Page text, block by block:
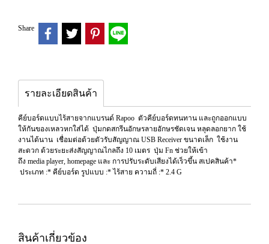
Share
รายละเอียดสินค้า
คีย์บอร์ดแบบไร้สายจากแบรนด์ Rapoo ตัวคีย์บอร์ดทนทาน และถูกออกแบบ
ให้กันของเหลวหกใส่ได้ ปุ่มกดสกรีนอักษรลายอักษรชัดเจน หลุดลอกยาก ใช้
งานได้นาน เชื่อมต่อด้วยตัวรับสัญญาณ USB Receiver ขนาดเล็ก ใช้งาน
สะดวก ด้วยระยะส่งสัญญาณไกลถึง 10 เมตร ปุ่ม Fn ช่วยให้เข้า
ถึง media player, homepage และ การปรับระดับเสียงได้เร็วขึ้น สเปคสินค้า*
ประเภท :* คีย์บอร์ด รูปแบบ :* ไร้สาย ความถี่ :* 2.4 G
สินค้าเกี่ยวข้อง